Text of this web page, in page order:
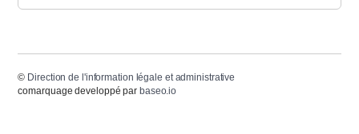
© Direction de l'information légale et administrative
comarquage developpé par baseo.io